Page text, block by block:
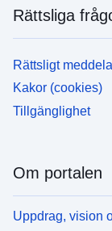
Rättsliga
Rättsligt
Kakor (cookies)
Tillgänglighet
Om portalen
Uppdrag, vision